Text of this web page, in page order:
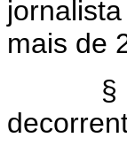
mais de
§ 1º